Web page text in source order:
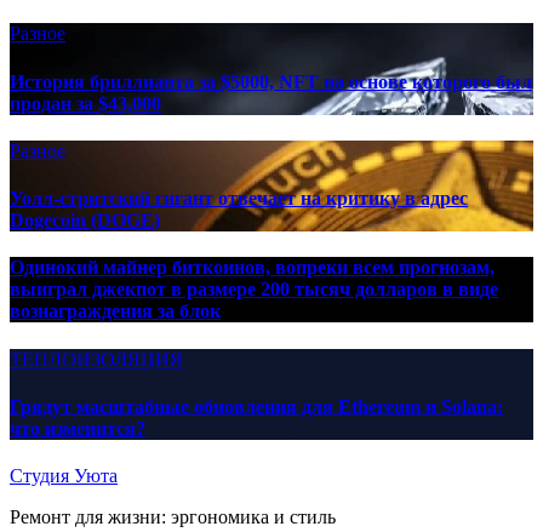
Разное
История бриллианта за $5000, NFT на основе которого был
продан за $43,000
Разное
Уолл-стритский гигант отвечает на критику в адрес
Dogecoin (DOGE)
Одинокий майнер биткоинов, вопреки всем прогнозам,
выиграл джекпот в размере 200 тысяч долларов в виде
вознаграждения за блок
ТЕПЛОИЗОЛЯЦИЯ
Грядут масштабные обновления для Ethereum и Solana:
что изменится?
Студия Уюта
Ремонт для жизни: эргономика и стиль